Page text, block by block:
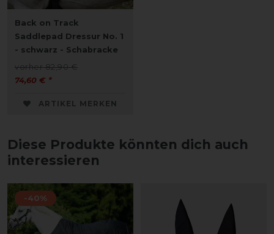
Back on Track
Saddlepad Dressur No. 1
- schwarz - Schabracke
vorher 82,90 €
74,60 € *
ARTIKEL MERKEN
Diese Produkte könnten dich auch
interessieren
-40%